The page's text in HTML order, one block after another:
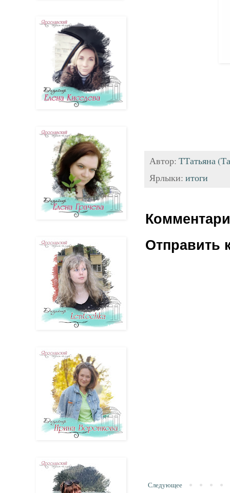
Автор: ТТатьяна
Ярлыки: итоги
Отправить
Следующее